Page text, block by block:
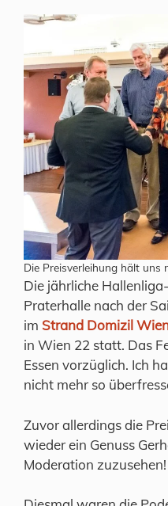
Die Preisverleihung hält uns
Die jährliche
Praterhalle nach der
im Strand Domizil
in Wien 22 statt. Das
Essen vorzüglich. Ich
nicht mehr so
Zuvor allerdings die
wieder ein Genuss
Moderation zuzusehen!